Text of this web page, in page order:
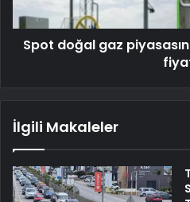
Spot doğal gaz
İlgili Makaleler